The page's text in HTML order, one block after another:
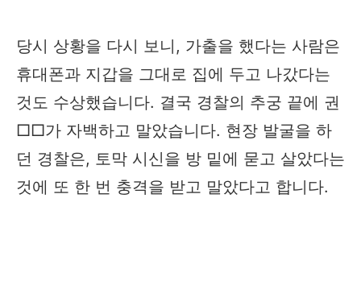
당시 상황을 다시 보니, 가출을 했다는 사람은
휴대폰과 지갑을 그대로 집에 두고 나갔다는
것도 수상했습니다. 결국 경찰의 추궁 끝에 권
□□가 자백하고 말았습니다. 현장 발굴을 하
던 경찰은, 토막 시신을 방 밑에 묻고 살았다는
것에 또 한 번 충격을 받고 말았다고 합니다.